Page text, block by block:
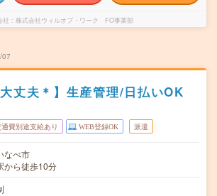
社 株式会社ウィルオブ・ワーク FO事業部
07
大丈夫＊】生産管理/日払いOK
通費別途支給あり WEB登録OK 派遣
なべ市
から徒歩10分